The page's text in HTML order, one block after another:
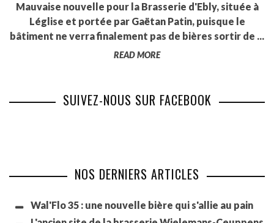
Mauvaise nouvelle pour la Brasserie d'Ebly, située à
Léglise et portée par Gaëtan Patin, puisque le
bâtiment ne verra finalement pas de bières sortir de ...
READ MORE
SUIVEZ-NOUS SUR FACEBOOK
NOS DERNIERS ARTICLES
Wal'Flo 35 : une nouvelle bière qui s'allie au pain